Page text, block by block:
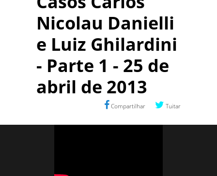
Nicolau Danielli
e Luiz Ghilardini
- Parte 1 - 25 de
abril de 2013
Compartilhar Tuitar